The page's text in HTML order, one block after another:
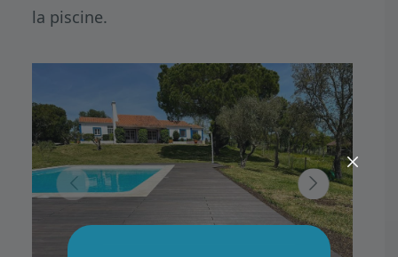
la piscine.